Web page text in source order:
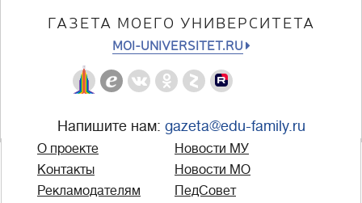
ГАЗЕТА МОЕГО УНИВЕРСИТЕТА
MOI-UNIVERSITET.RU
Напишите нам: gazeta@edu-family.ru
О проекте
Контакты
Рекламодателям
Новости МУ
Новости МО
ПедСовет